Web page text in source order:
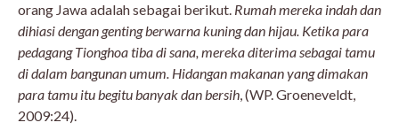
orang Jawa adalah sebagai berikut. Rumah mereka indah dan
dihiasi dengan genting berwarna kuning dan hijau. Ketika para
pedagang Tionghoa tiba di sana, mereka diterima sebagai tamu
di dalam bangunan umum. Hidangan makanan yang dimakan
para tamu itu begitu banyak dan bersih, (WP. Groeneveldt,
2009:24).